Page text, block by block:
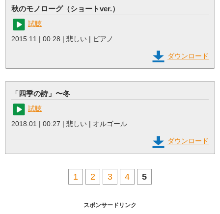
秋のモノローグ（ショートver.）
試聴
2015.11 | 00:28 | 悲しい | ピアノ
ダウンロード
「四季の詩」〜冬
試聴
2018.01 | 00:27 | 悲しい | オルゴール
ダウンロード
1 2 3 4 5
スポンサードリンク